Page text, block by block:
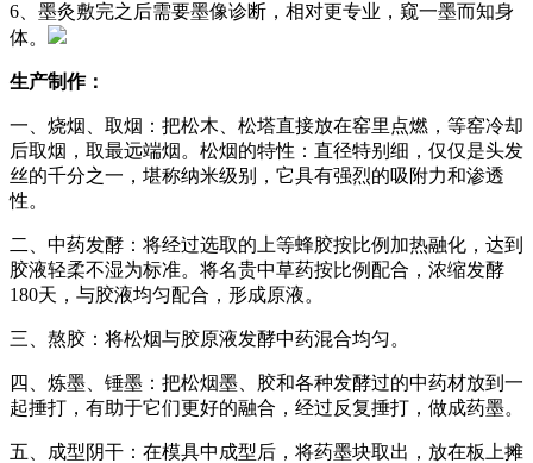
6、墨灸敷完之后需要墨像诊断，相对更专业，窥一墨而知身
体。
生产制作：
一、烧烟、取烟：把松木、松塔直接放在窑里点燃，等窑冷却
后取烟，取最远端烟。松烟的特性：直径特别细，仅仅是头发
丝的千分之一，堪称纳米级别，它具有强烈的吸附力和渗透
性。
二、中药发酵：将经过选取的上等蜂胶按比例加热融化，达到
胶液轻柔不湿为标准。将名贵中草药按比例配合，浓缩发酵
180天，与胶液均匀配合，形成原液。
三、熬胶：将松烟与胶原液发酵中药混合均匀。
四、炼墨、锤墨：把松烟墨、胶和各种发酵过的中药材放到一
起捶打，有助于它们更好的融合，经过反复捶打，做成药墨。
五、成型阴干：在模具中成型后，将药墨块取出，放在板上摊